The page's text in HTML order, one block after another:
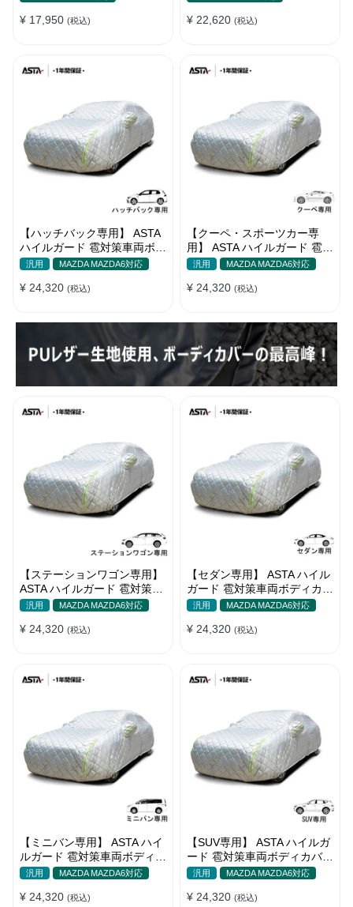
¥ 17,950 (税込) ¥ 22,620 (税込)
【ハッチバック専用】 ASTA
ハイルガード 雹対策車両ボデ
ィカバー 5層構造 雹対策 厚
風ロープ付き
汎用 MAZDA MAZDA6対応
¥ 24,320 (税込)
【クーペ・スポーツカー専
用】 ASTA ハイルガード 雹対
策車両ボディカバー 5層構造
風 極厚 防風ロープ付き
汎用 MAZDA MAZDA6対応
¥ 24,320 (税込)
【ステーションワゴン専用】
ASTA ハイルガード 雹対策車
両ボディカバー 5層構造 雹対
厚 防風ロープ付き
汎用 MAZDA MAZDA6対応
¥ 24,320 (税込)
【セダン専用】 ASTA ハイル
ガード 雹対策車両ボディカバ
ー 5層構造 雹対策 厚手 凍結
プ付きボディカバー
汎用 MAZDA MAZDA6対応
¥ 24,320 (税込)
【ミニバン専用】 ASTA ハイ
ルガード 雹対策車両ボディカ
バー 5層構造 雹対策 厚手 凍
ープ付きボディカバー
汎用 MAZDA MAZDA6対応
¥ 24,320 (税込)
【SUV専用】 ASTA ハイルガ
ード 雹対策車両ボディカバー
5層構造 雹対策 厚手 凍結防
付きボディカバー
汎用 MAZDA MAZDA6対応
¥ 24,320 (税込)